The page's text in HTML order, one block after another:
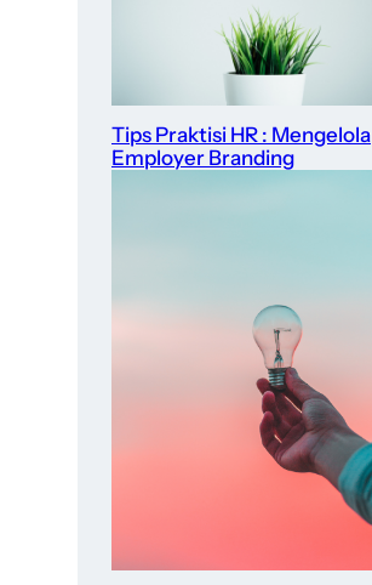
Tips Praktisi HR : Mengelola
Employer Branding